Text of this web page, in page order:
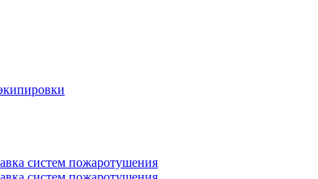
систем пожаротушения